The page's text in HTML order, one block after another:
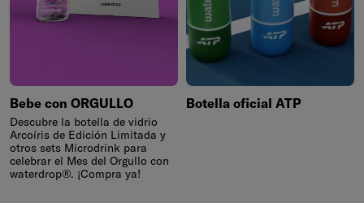
Bebe con ORGULLO
Descubre la botella de vidrio
Arcoíris de Edición Limitada y
otros sets Microdrink para
celebrar el Mes del Orgullo con
waterdrop®. ¡Compra ya!
Botella oficial ATP